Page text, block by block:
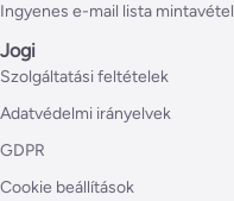
Ingyenes e-mail lista mintavétel
Jogi
Szolgáltatási feltételek
Adatvédelmi irányelvek
GDPR
Cookie beállítások